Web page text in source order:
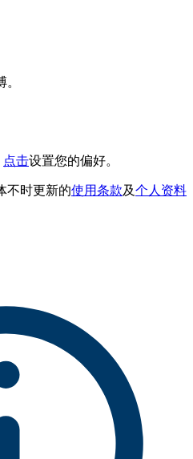
点击设置您的偏好。
不时更新的使用条款及个人资料